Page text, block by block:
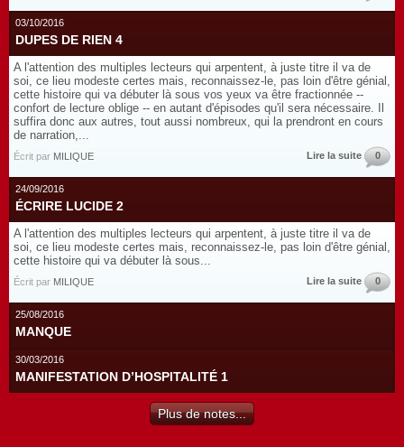
03/10/2016
DUPES DE RIEN 4
A l'attention des multiples lecteurs qui arpentent, à juste titre il va de
soi, ce lieu modeste certes mais, reconnaissez-le, pas loin d'être génial,
cette histoire qui va débuter là sous vos yeux va être fractionnée --
confort de lecture oblige -- en autant d'épisodes qu'il sera nécessaire. Il
suffira donc aux autres, tout aussi nombreux, qui la prendront en cours
de narration,...
Écrit par MILIQUE Lire la suite 0
24/09/2016
ÉCRIRE LUCIDE 2
A l'attention des multiples lecteurs qui arpentent, à juste titre il va de
soi, ce lieu modeste certes mais, reconnaissez-le, pas loin d'être génial,
cette histoire qui va débuter là sous...
Écrit par MILIQUE Lire la suite 0
25/08/2016
MANQUE
30/03/2016
MANIFESTATION D’HOSPITALITÉ 1
Plus de notes...